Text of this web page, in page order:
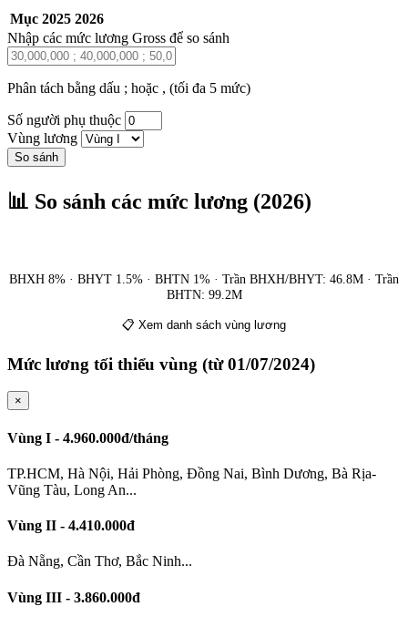
Mục 2025 2026
Nhập các mức lương Gross để so sánh
Phân tách bằng dấu ; hoặc , (tối đa 5 mức)
Số người phụ thuộc
Vùng lương
So sánh
📊 So sánh các mức lương (2026)
BHXH 8% · BHYT 1.5% · BHTN 1% · Trần BHXH/BHYT: 46.8M · Trần
BHTN: 99.2M
📋 Xem danh sách vùng lương
Mức lương tối thiểu vùng (từ 01/07/2024)
×
Vùng I - 4.960.000đ/tháng
TP.HCM, Hà Nội, Hải Phòng, Đồng Nai, Bình Dương, Bà Rịa-
Vũng Tàu, Long An...
Vùng II - 4.410.000đ
Đà Nẵng, Cần Thơ, Bắc Ninh...
Vùng III - 3.860.000đ